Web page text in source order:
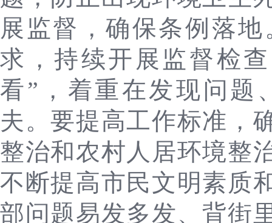
展监督，确保条例落
求，持续开展监督检
看”，着重在发现问题
夫。要提高工作标准，
整治和农村人居环境整
不断提高市民文明素质
部问题易发多发、背街